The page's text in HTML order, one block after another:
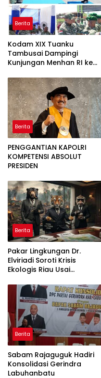
Berita
Kodam XIX Tuanku
Tambusai Dampingi
Kunjungan Menhan RI ke
Perkuat Pembangunan
Satuan
Berita
PENGGANTIAN KAPOLRI
KOMPETENSI ABSOLUT
PRESIDEN
Berita
Pakar Lingkungan Dr.
Elviriadi Soroti Krisis
Ekologis Riau Usai
Monyet, Harimau, dan
Beruang Terhadap Warga
Berita
Sabam Rajaguguk Hadiri
Konsolidasi Gerindra
Labuhanbatu